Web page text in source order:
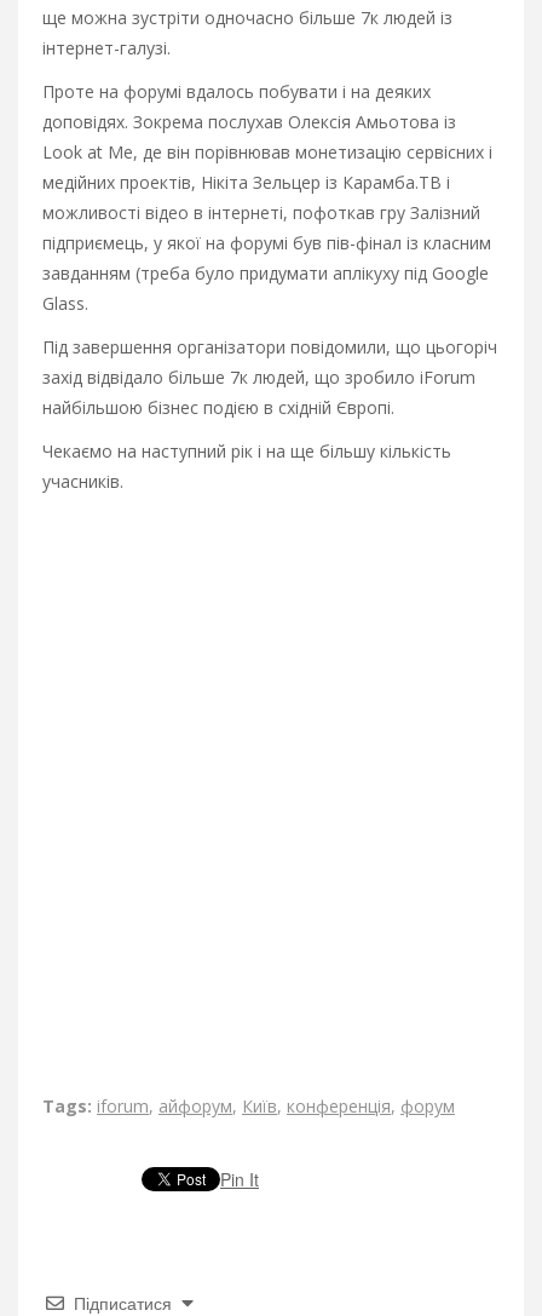
ще можна зустріти одночасно більше 7к людей із
інтернет-галузі.
Проте на форумі вдалось побувати і на деяких
доповідях. Зокрема послухав Олексія Амьотова із
Look at Me, де він порівнював монетизацію сервісних і
медійних проектів, Нікіта Зельцер із Карамба.ТВ і
можливості відео в інтернеті, пофоткав гру Залізний
підприємець, у якої на форумі був пів-фінал із класним
завданням (треба було придумати аплікуху під Google
Glass.
Під завершення організатори повідомили, що цьогоріч
захід відвідало більше 7к людей, що зробило iForum
найбільшою бізнес подією в східній Європі.
Чекаємо на наступний рік і на ще більшу кількість
учасників.
Tags: iforum, айфорум, Київ, конференція, форум
Pin It
Підписатися